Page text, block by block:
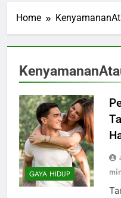
Home
GAYA HIDUP